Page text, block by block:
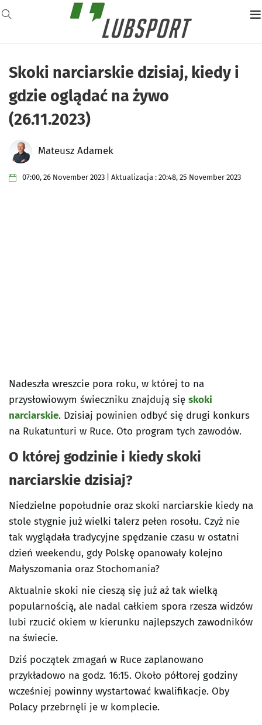
Skoki narciarskie dzisiaj, kiedy i
gdzie oglądać na żywo
(26.11.2023)
Mateusz Adamek
07:00, 26 November 2023 | Aktualizacja : 20:48, 25 November 2023
Nadeszła wreszcie pora roku, w której to na
przysłowiowym świeczniku znajdują się skoki
narciarskie. Dzisiaj powinien odbyć się drugi konkurs
na Rukatunturi w Ruce. Oto program tych zawodów.
O której godzinie i kiedy skoki
narciarskie dzisiaj?
Niedzielne popołudnie oraz skoki narciarskie kiedy na
stole stygnie już wielki talerz pełen rosołu. Czyż nie
tak wyglądała tradycyjne spędzanie czasu w ostatni
dzień weekendu, gdy Polskę opanowały kolejno
Małyszomania oraz Stochomania?
Aktualnie skoki nie cieszą się już aż tak wielką
popularnością, ale nadal całkiem spora rzesza widzów
lubi rzucić okiem w kierunku najlepszych zawodników
na świecie.
Dziś początek zmagań w Ruce zaplanowano
przykładowo na godz. 16:15. Około półtorej godziny
wcześniej powinny wystartować kwalifikacje. Oby
Polacy przebrnęli je w komplecie.